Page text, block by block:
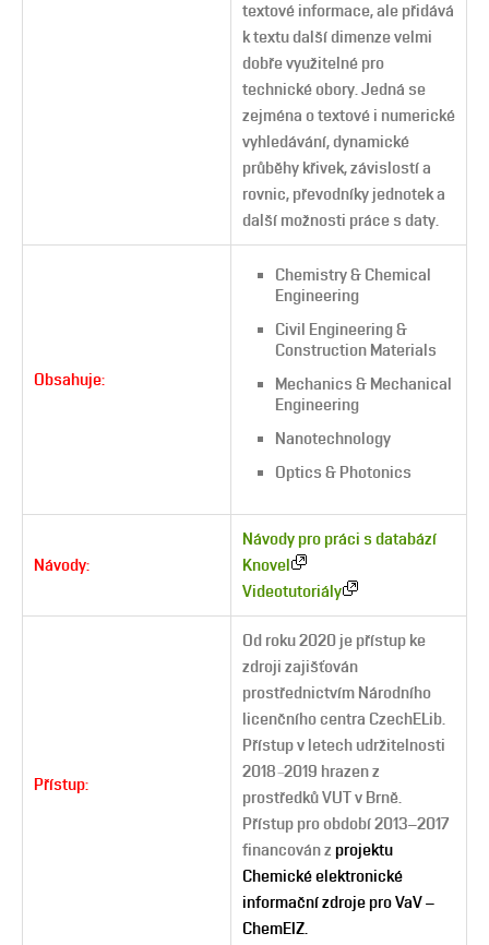
textové informace, ale přidává
k textu další dimenze velmi
dobře využitelné pro
technické obory. Jedná se
zejména o textové i numerické
vyhledávání, dynamické
průběhy křivek, závislostí a
rovnic, převodníky jednotek a
další možnosti práce s daty.
Obsahuje:
Chemistry & Chemical
Engineering
Civil Engineering &
Construction Materials
Mechanics & Mechanical
Engineering
Nanotechnology
Optics & Photonics
Návody:
Návody pro práci s databází
Knovel
Videotutoriály
Přístup:
Od roku 2020 je přístup ke
zdroji zajišťován
prostřednictvím Národního
licenčního centra CzechELib.
Přístup v letech udržitelnosti
2018–2019 hrazen z
prostředků VUT v Brně.
Přístup pro období 2013–2017
financován z projektu
Chemické elektronické
informační zdroje pro VaV –
ChemEIZ.